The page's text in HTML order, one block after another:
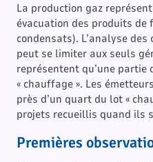
La production gaz
évacuation des produits de
condensats). L’analyse
peut se limiter aux seuls
représentent qu’une partie
« chauffage ». Les
près d’un quart du lot «
projets recueillis quand ils
Premières